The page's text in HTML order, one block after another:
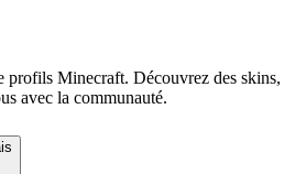
profils Minecraft. Découvrez des skins,
avec la communauté.